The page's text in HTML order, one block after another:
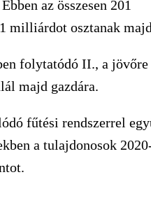
az összesen 201
milliárdot osztanak
folytatódó II., a jövőre
majd gazdára.
fűtési rendszerrel
a tulajdonosok